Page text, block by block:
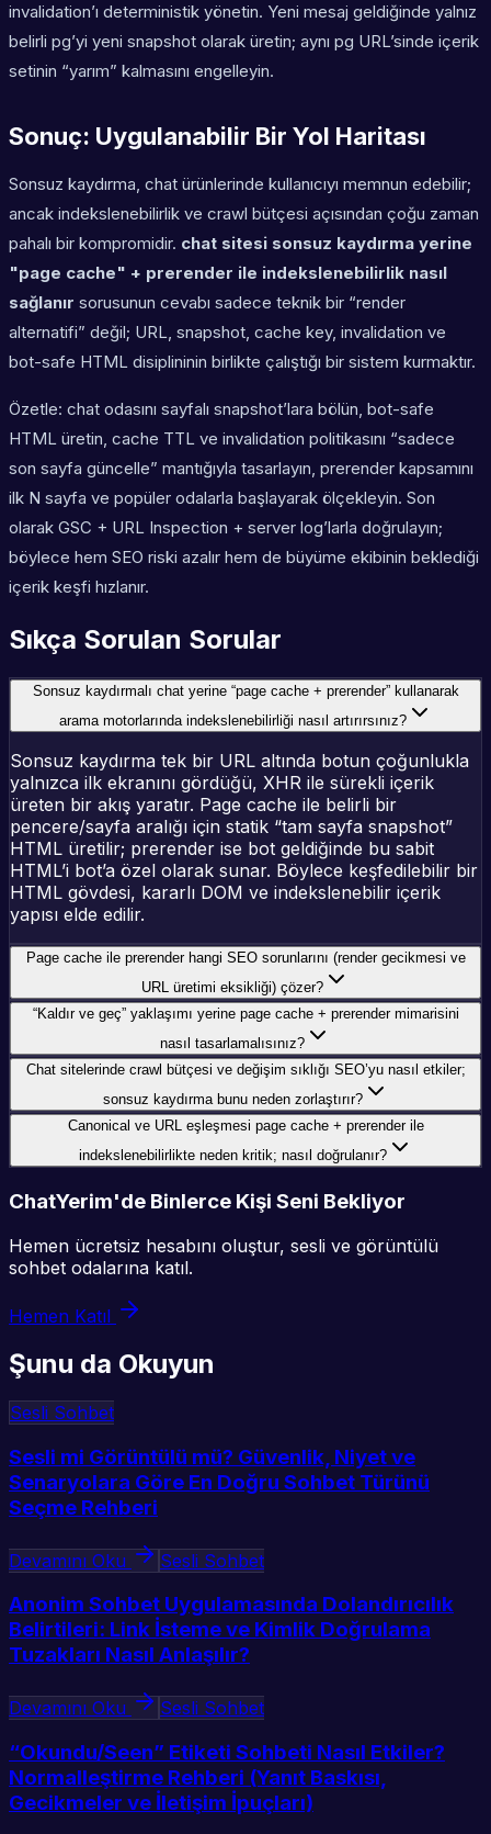
invalidation’ı deterministik yönetin. Yeni mesaj geldiğinde yalnız
belirli pg’yi yeni snapshot olarak üretin; aynı pg URL’sinde içerik
setinin “yarım” kalmasını engelleyin.
Sonuç: Uygulanabilir Bir Yol Haritası
Sonsuz kaydırma, chat ürünlerinde kullanıcıyı memnun edebilir;
ancak indekslenebilirlik ve crawl bütçesi açısından çoğu zaman
pahalı bir kompromidir. chat sitesi sonsuz kaydırma yerine
"page cache" + prerender ile indekslenebilirlik nasıl
sağlanır sorusunun cevabı sadece teknik bir “render
alternatifi” değil; URL, snapshot, cache key, invalidation ve
bot-safe HTML disiplininin birlikte çalıştığı bir sistem kurmaktır.
Özetle: chat odasını sayfalı snapshot’lara bölün, bot-safe
HTML üretin, cache TTL ve invalidation politikasını “sadece
son sayfa güncelle” mantığıyla tasarlayın, prerender kapsamını
ilk N sayfa ve popüler odalarla başlayarak ölçekleyin. Son
olarak GSC + URL Inspection + server log’larla doğrulayın;
böylece hem SEO riski azalır hem de büyüme ekibinin beklediği
içerik keşfi hızlanır.
Sıkça Sorulan Sorular
Sonsuz kaydırmalı chat yerine “page cache + prerender” kullanarak
arama motorlarında indekslenebilirliği nasıl artırırsınız?
Sonsuz kaydırma tek bir URL altında botun çoğunlukla
yalnızca ilk ekranını gördüğü, XHR ile sürekli içerik
üreten bir akış yaratır. Page cache ile belirli bir
pencere/sayfa aralığı için statik “tam sayfa snapshot”
HTML üretilir; prerender ise bot geldiğinde bu sabit
HTML’i bot’a özel olarak sunar. Böylece keşfedilebilir bir
HTML gövdesi, kararlı DOM ve indekslenebilir içerik
yapısı elde edilir.
Page cache ile prerender hangi SEO sorunlarını (render gecikmesi ve
URL üretimi eksikliği) çözer?
“Kaldır ve geç” yaklaşımı yerine page cache + prerender mimarisini
nasıl tasarlamalısınız?
Chat sitelerinde crawl bütçesi ve değişim sıklığı SEO’yu nasıl etkiler;
sonsuz kaydırma bunu neden zorlaştırır?
Canonical ve URL eşleşmesi page cache + prerender ile
indekslenebilirlikte neden kritik; nasıl doğrulanır?
ChatYerim'de Binlerce Kişi Seni Bekliyor
Hemen ücretsiz hesabını oluştur, sesli ve görüntülü
sohbet odalarına katıl.
Hemen Katıl
Şunu da Okuyun
Sesli Sohbet
Sesli mi Görüntülü mü? Güvenlik, Niyet ve
Senaryolara Göre En Doğru Sohbet Türünü
Seçme Rehberi
Devamını Oku Sesli Sohbet
Anonim Sohbet Uygulamasında Dolandırıcılık
Belirtileri: Link İsteme ve Kimlik Doğrulama
Tuzakları Nasıl Anlaşılır?
Devamını Oku Sesli Sohbet
“Okundu/Seen” Etiketi Sohbeti Nasıl Etkiler?
Normalleştirme Rehberi (Yanıt Baskısı,
Gecikmeler ve İletişim İpuçları)